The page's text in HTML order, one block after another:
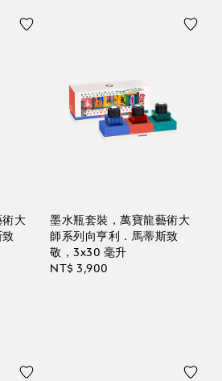
術大
致
墨水瓶套裝，萬寶龍藝術大
師系列向亨利．馬蒂斯致
敬，3x30 毫升
NT$ 3,900